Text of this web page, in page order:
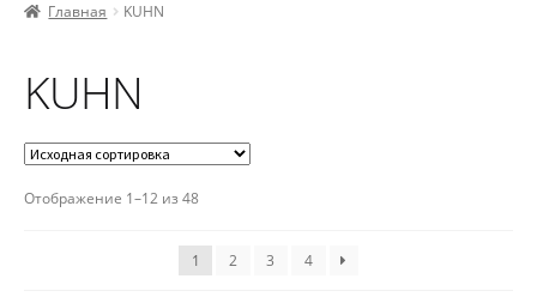
Главная KUHN
KUHN
Отображение 1–12 из 48
1 2 3 4